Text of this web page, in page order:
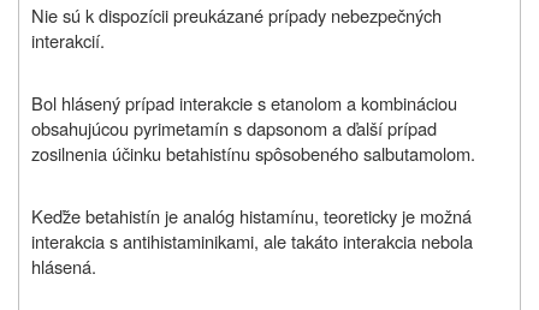
Nie sú k dispozícii preukázané prípady nebezpečných
interakcií.
Bol hlásený prípad interakcie s etanolom a kombináciou
obsahujúcou pyrimetamín s dapsonom a ďalší prípad
zosilnenia účinku betahistínu spôsobeného salbutamolom.
Keďže betahistín je analóg histamínu, teoreticky je možná
interakcia s antihistaminikami, ale takáto interakcia nebola
hlásená.